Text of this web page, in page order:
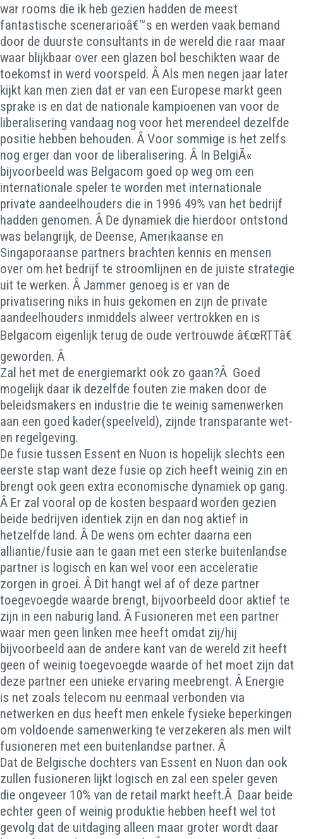
war rooms die ik heb gezien hadden de meest
fantastische scenerarioâ€™s en werden vaak bemand
door de duurste consultants in de wereld die raar maar
waar blijkbaar over een glazen bol beschikten waar de
toekomst in werd voorspeld. Â Als men negen jaar later
kijkt kan men zien dat er van een Europese markt geen
sprake is en dat de nationale kampioenen van voor de
liberalisering vandaag nog voor het merendeel dezelfde
positie hebben behouden. Â Voor sommige is het zelfs
nog erger dan voor de liberalisering. Â In BelgiÃ«
bijvoorbeeld was Belgacom goed op weg om een
internationale speler te worden met internationale
private aandeelhouders die in 1996 49% van het bedrijf
hadden genomen. Â De dynamiek die hierdoor ontstond
was belangrijk, de Deense, Amerikaanse en
Singaporaanse partners brachten kennis en mensen
over om het bedrijf te stroomlijnen en de juiste strategie
uit te werken. Â Jammer genoeg is er van de
privatisering niks in huis gekomen en zijn de private
aandeelhouders inmiddels alweer vertrokken en is
Belgacom eigenlijk terug de oude vertrouwde â€œRTTâ€
geworden. Â
Zal het met de energiemarkt ook zo gaan?Â Goed
mogelijk daar ik dezelfde fouten zie maken door de
beleidsmakers en industrie die te weinig samenwerken
aan een goed kader(speelveld), zijnde transparante wet-
en regelgeving.
De fusie tussen Essent en Nuon is hopelijk slechts een
eerste stap want deze fusie op zich heeft weinig zin en
brengt ook geen extra economische dynamiek op gang.
Â Er zal vooral op de kosten bespaard worden gezien
beide bedrijven identiek zijn en dan nog aktief in
hetzelfde land. Â De wens om echter daarna een
alliantie/fusie aan te gaan met een sterke buitenlandse
partner is logisch en kan wel voor een acceleratie
zorgen in groei. Â Dit hangt wel af of deze partner
toegevoegde waarde brengt, bijvoorbeeld door aktief te
zijn in een naburig land. Â Fusioneren met een partner
waar men geen linken mee heeft omdat zij/hij
bijvoorbeeld aan de andere kant van de wereld zit heeft
geen of weinig toegevoegde waarde of het moet zijn dat
deze partner een unieke ervaring meebrengt. Â Energie
is net zoals telecom nu eenmaal verbonden via
netwerken en dus heeft men enkele fysieke beperkingen
om voldoende samenwerking te verzekeren als men wilt
fusioneren met een buitenlandse partner. Â
Dat de Belgische dochters van Essent en Nuon dan ook
zullen fusioneren lijkt logisch en zal een speler geven
die ongeveer 10% van de retail markt heeft.Â Daar beide
echter geen of weinig produktie hebben heeft wel tot
gevolg dat de uitdaging alleen maar groter wordt daar